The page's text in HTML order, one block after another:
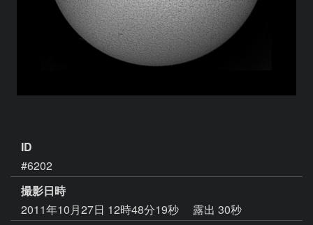
ID
#6202
撮影日時
2011年10月27日 12時48分19秒
露出 30秒